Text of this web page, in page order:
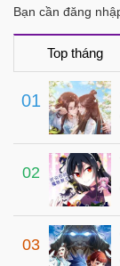
Chapter 64
Chapter 63
Chapter 62
Chapter 61
Chapter 60
Chapter 59
Chapter 58
Chapter 57
Bạn cần đăng
Top tháng
01
02
03